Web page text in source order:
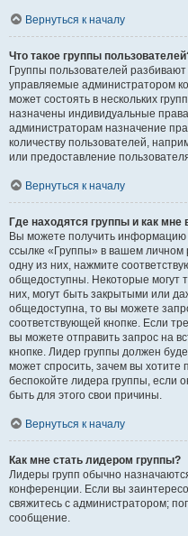
Вернуться к началу
Что такое группы
Группы пользователей
управляемые администратором
может состоять в нескольких
назначены индивидуальные
администраторам назначение
количеству пользователей,
или предоставление
Вернуться к началу
Где находятся группы и как мне
Вы можете получить информацию
ссылке «Группы» в вашем личном
одну из них, нажмите
общедоступны. Некоторые могут
них, могут быть закрытыми или
общедоступна, то вы можете
соответствующей кнопке. Если
вы можете отправить запрос на
кнопке. Лидер группы должен
может спросить, зачем вы хотите
беспокойте лидера группы, если
быть для этого свои причины.
Вернуться к началу
Как мне стать лидером группы?
Лидеры групп обычно
конференции. Если вы
свяжитесь с администратором;
сообщение.